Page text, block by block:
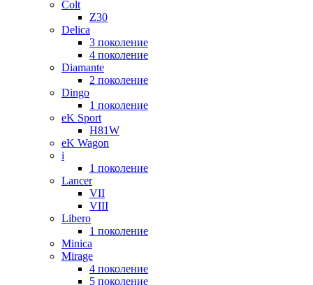
Colt
Z30
Delica
3 поколение
4 поколение
Diamante
2 поколение
Dingo
1 поколение
eK Sport
H81W
eK Wagon
i
1 поколение
Lancer
VII
VIII
Libero
1 поколение
Minica
Mirage
4 поколение
5 поколение